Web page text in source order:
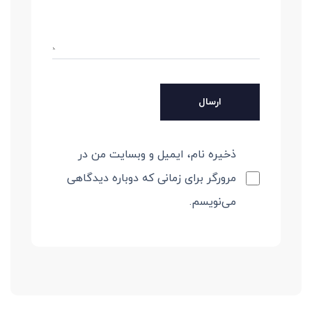
ذخیره نام، ایمیل و وبسایت من در
مرورگر برای زمانی که دوباره دیدگاهی
می‌نویسم.